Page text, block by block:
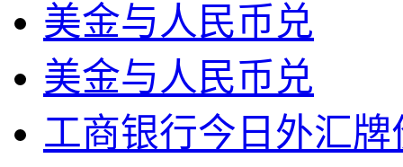
美金与人民币兑
美金与人民币兑
工商银行今日外汇牌